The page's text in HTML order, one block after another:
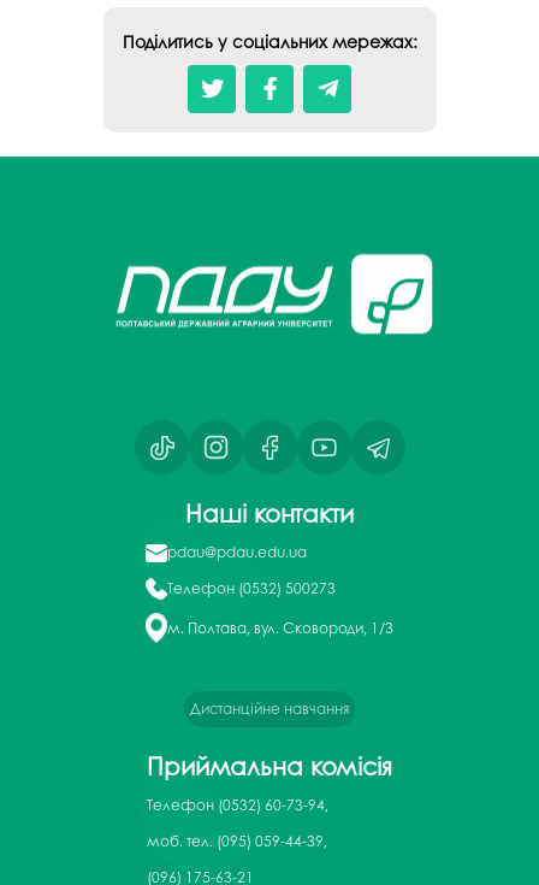
Поділитись у соціальних мережах:
Наші контакти
pdau@pdau.edu.ua
Телефон (0532) 500273
м. Полтава, вул. Сковороди, 1/3
Дистанційне навчання
Приймальна комісія
Телефон (0532) 60-73-94,
моб. тел. (095) 059-44-39,
(096) 175-63-21